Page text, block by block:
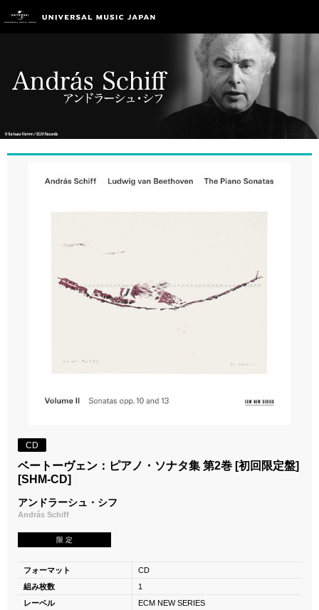
CD
ベートーヴェン：ピアノ・ソナタ集 第2巻 [初回限定盤]
[SHM-CD]
アンドラーシュ・シフ
András Schiff
限 定
フォーマット
CD
組み枚数
1
レーベル
ECM NEW SERIES